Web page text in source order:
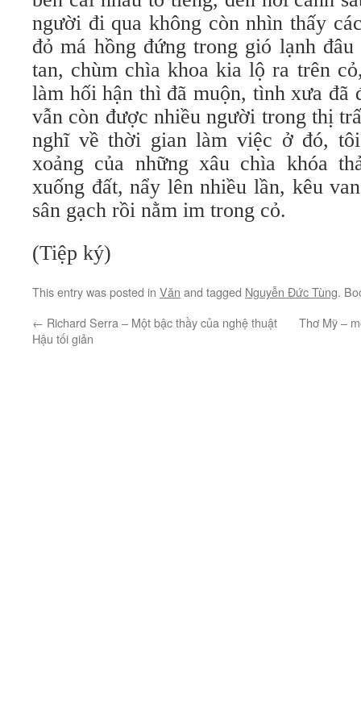
người đi qua không còn nhìn thấy
đỏ má hồng đứng trong gió lạnh
tan, chùm chìa khoa kia lộ ra trên
làm hối hận thì đã muộn, tình xưa đã
vẫn còn được nhiều người trong thị
nghĩ về thời gian làm việc ở đó,
xoảng của những xâu chìa khóa
xuống đất, nẩy lên nhiều lần, kêu
sân gạch rồi nằm im trong cỏ.
(Tiệp ký)
This entry was posted in Văn and tagged Nguyễn Đức Tùng.
← Richard Serra – Một bậc thầy của nghệ thuật
Hậu tối giản
Thơ Mỹ –